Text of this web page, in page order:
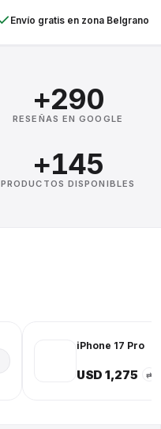
Envío gratis en zona Belgrano
+290
RESEÑAS EN GOOGLE
+145
PRODUCTOS DISPONIBLES
iPhone 17 Pro
USD 1,275 ⇄